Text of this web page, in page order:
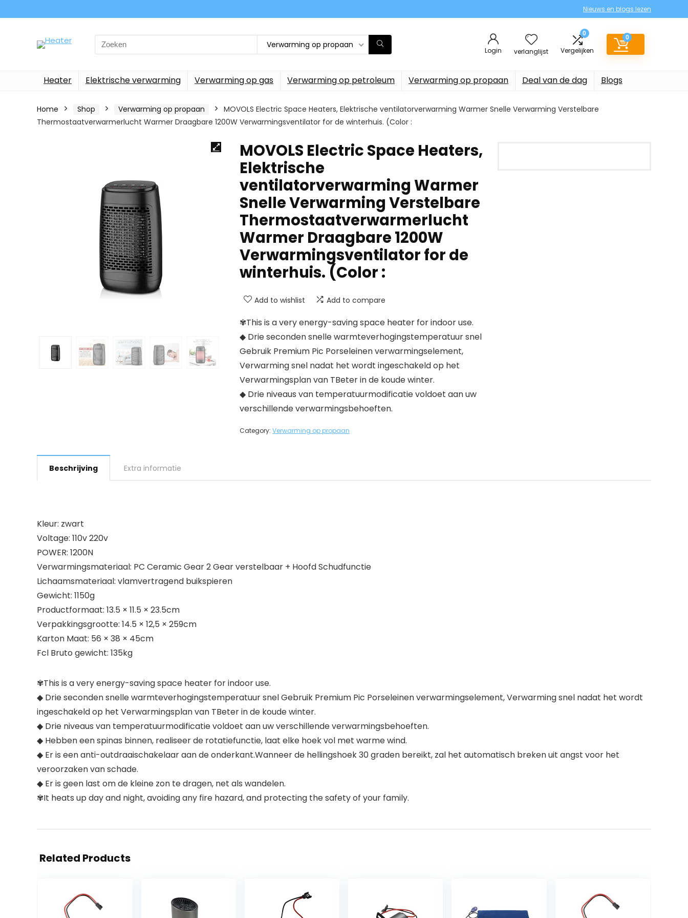
Nieuws en blogs lezen
Search
for:
Verwarming op propaan
Login verlanglijst
0
Vergelijken
0
Heater Elektrische verwarming Verwarming op gas Verwarming op petroleum Verwarming op propaan Deal van de dag Blogs
Home Shop Verwarming op propaan
MOVOLS Electric Space Heaters, Elektrische ventilatorverwarming Warmer Snelle Verwarming Verstelbare
Thermostaatverwarmerlucht Warmer Draagbare 1200W Verwarmingsventilator for de winterhuis. (Color :
MOVOLS Electric Space Heaters,
Elektrische
ventilatorverwarming Warmer
Snelle Verwarming Verstelbare
Thermostaatverwarmerlucht
Warmer Draagbare 1200W
Verwarmingsventilator for de
winterhuis. (Color :
Add to wishlist Add to compare
✾This is a very energy-saving space heater for indoor use.
◆ Drie seconden snelle warmteverhogingstemperatuur snel
Gebruik Premium Pic Porseleinen verwarmingselement,
Verwarming snel nadat het wordt ingeschakeld op het
Verwarmingsplan van TBeter in de koude winter.
◆ Drie niveaus van temperatuurmodificatie voldoet aan uw
verschillende verwarmingsbehoeften.
Category: Verwarming op propaan
Beschrijving Extra informatie
Kleur: zwart
Voltage: 110v 220v
POWER: 1200N
Verwarmingsmateriaal: PC Ceramic Gear 2 Gear verstelbaar + Hoofd Schudfunctie
Lichaamsmateriaal: vlamvertragend buikspieren
Gewicht: 1150g
Productformaat: 13.5 × 11.5 × 23.5cm
Verpakkingsgrootte: 14.5 × 12,5 × 259cm
Karton Maat: 56 × 38 × 45cm
Fcl Bruto gewicht: 135kg
✾This is a very energy-saving space heater for indoor use.
◆ Drie seconden snelle warmteverhogingstemperatuur snel Gebruik Premium Pic Porseleinen verwarmingselement, Verwarming snel nadat het wordt
ingeschakeld op het Verwarmingsplan van TBeter in de koude winter.
◆ Drie niveaus van temperatuurmodificatie voldoet aan uw verschillende verwarmingsbehoeften.
◆ Hebben een spinas binnen, realiseer de rotatiefunctie, laat elke hoek vol met warme wind.
◆ Er is een anti-outdraaischakelaar aan de onderkant.Wanneer de hellingshoek 30 graden bereikt, zal het automatisch breken uit angst voor het
veroorzaken van schade.
◆ Er is geen last om de kleine zon te dragen, net als wandelen.
✾It heats up day and night, avoiding any fire hazard, and protecting the safety of your family.
Related Products